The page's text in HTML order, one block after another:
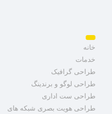
خانه
خدمات
طراحی گرافیک
طراحی لوگو و برندینگ
طراحی ست اداری
طراحی هویت بصری شبکه های